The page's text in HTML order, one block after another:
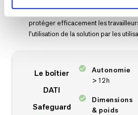
Safeguard est une solution PTI
protéger efficacement les
l'utilisation de la solution par les
Le boîtier
DATI
Safeguard
Autonomie
>12h
Dimensions
& poids